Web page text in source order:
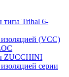
типа Trihal 6-
(VCC)
ZUCCHINI
серии